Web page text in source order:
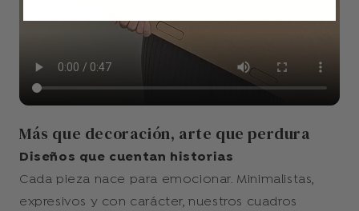
Más que decoración, arte que perdura
Diseños que cuentan historias
Cada pieza nace para emocionar. Minimalistas,
expresivos y con carácter, nuestros cuadros